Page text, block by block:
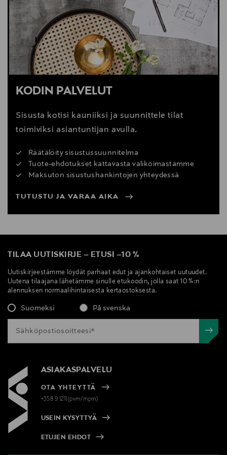
cliente@kavehome.com
KODIN PALVELUT
Sisusta kotisi kauniiksi ja suunnittele tilat
toimiviksi asiantuntijan avulla.
Räätälöity sisustussuunnitelma
Tuote-ehdotukset kattavasta valikoimastamme
Maksuton sisustushankintojen yhteydessä
TUTUSTU JA VARAA AIKA
TILAA UUTISKIRJE – ETUSI –10 %
Uutiskirjeestämme löydät parhaat edut ja ajankohtaiset uutuudet.
Uutena tilaajana lähetämme sinulle etukoodin, jolla saat 10 %:n
alennuksen normaalihintaisesta kertaostoksesta.
Suomeksi På svenska
ASIAKASPALVELU
OTA YHTEYTTÄ
+358 9 1211(pvm/mpm)
USEIN KYSYTTYÄ
ETUJEN EHDOT